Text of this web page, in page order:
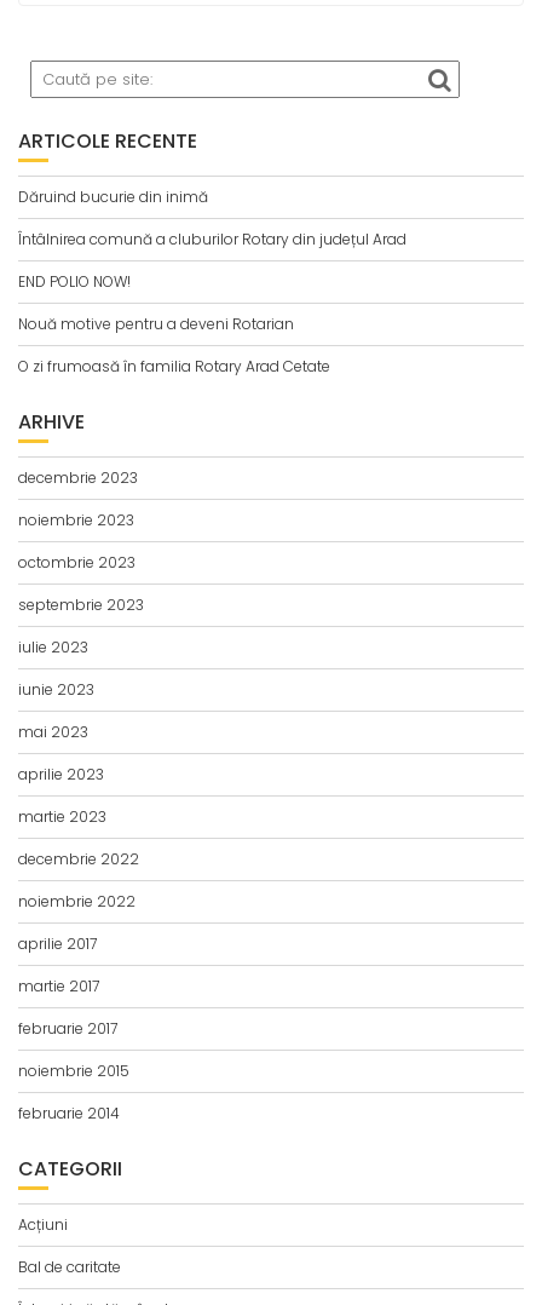
ARTICOLE RECENTE
Dăruind bucurie din inimă
Întâlnirea comună a cluburilor Rotary din județul Arad
END POLIO NOW!
Nouă motive pentru a deveni Rotarian
O zi frumoasă în familia Rotary Arad Cetate
ARHIVE
decembrie 2023
noiembrie 2023
octombrie 2023
septembrie 2023
iulie 2023
iunie 2023
mai 2023
aprilie 2023
martie 2023
decembrie 2022
noiembrie 2022
aprilie 2017
martie 2017
februarie 2017
noiembrie 2015
februarie 2014
CATEGORII
Acțiuni
Bal de caritate